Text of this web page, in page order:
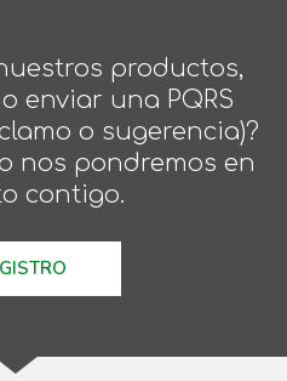
productos,
enviar una PQRS
o sugerencia)?
nos pondremos en
contigo.